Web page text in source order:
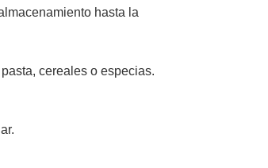
hasta la
cereales o especias.